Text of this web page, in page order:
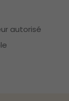
autorisé